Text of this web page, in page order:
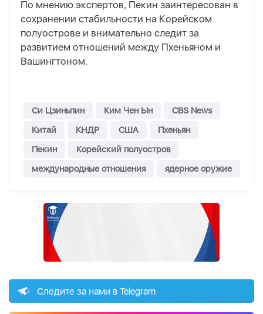
По мнению экспертов, Пекин заинтересован в
сохранении стабильности на Корейском
полуострове и внимательно следит за
развитием отношений между Пхеньяном и
Вашингтоном.
Си Цзиньпин Ким Чен Ын
CBS News
Китай
КНДР США
Пхеньян
Пекин
Корейский полуостров
международные отношения
ядерное оружие
Следите за нами в Telegram